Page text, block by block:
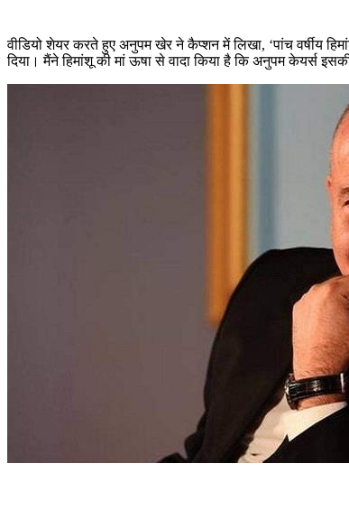
वीडियो शेयर करते हुए अनुपम खेर ने कैप्शन में लिखा, ‘पांच वर्षीय
दिया। मैंने हिमांशू की मां ऊषा से वादा किया है कि अनुपम केयर्स इसकी